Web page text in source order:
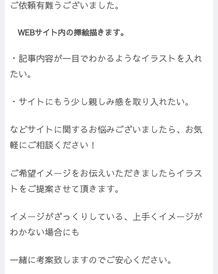
ご依頼有難うございました。
WEBサイト内の挿絵描きます。
・記事内容が一目でわかるようなイラストを入れ
たい。
・サイトにもう少し親しみ感を取り入れたい。
などサイトに関するお悩みございましたら、お気
軽にご相談ください！
ご希望イメージをお伝えいただきましたらイラス
トをご提案させて頂きます。
イメージがざっくりしている、上手くイメージが
わかない場合にも
一緒に考案致しますのでご安心ください。